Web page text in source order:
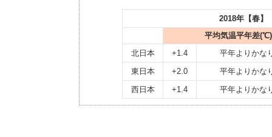
2018年【春
平均気温平年差(℃)
北日本
+1.4
平年よりかな
東日本
+2.0
平年よりかな
西日本
+1.4 平年よりかな